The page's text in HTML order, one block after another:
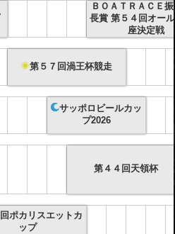
ＢＯＡＴＲＡＣＥ
長賞 第５４回オー
座決定戦
第５７回渦王杯競走
サッポロビールカッ
プ2026
第４４回天領杯
ポカリスエットカ
ップ